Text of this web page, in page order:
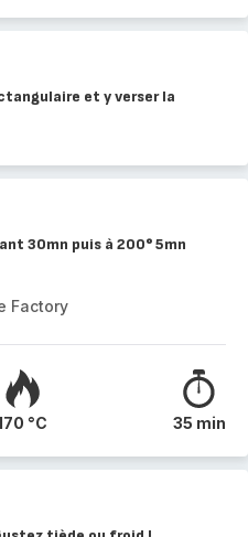
et y verser la
30mn puis à 200° 5mn
Factory
°C 35 min